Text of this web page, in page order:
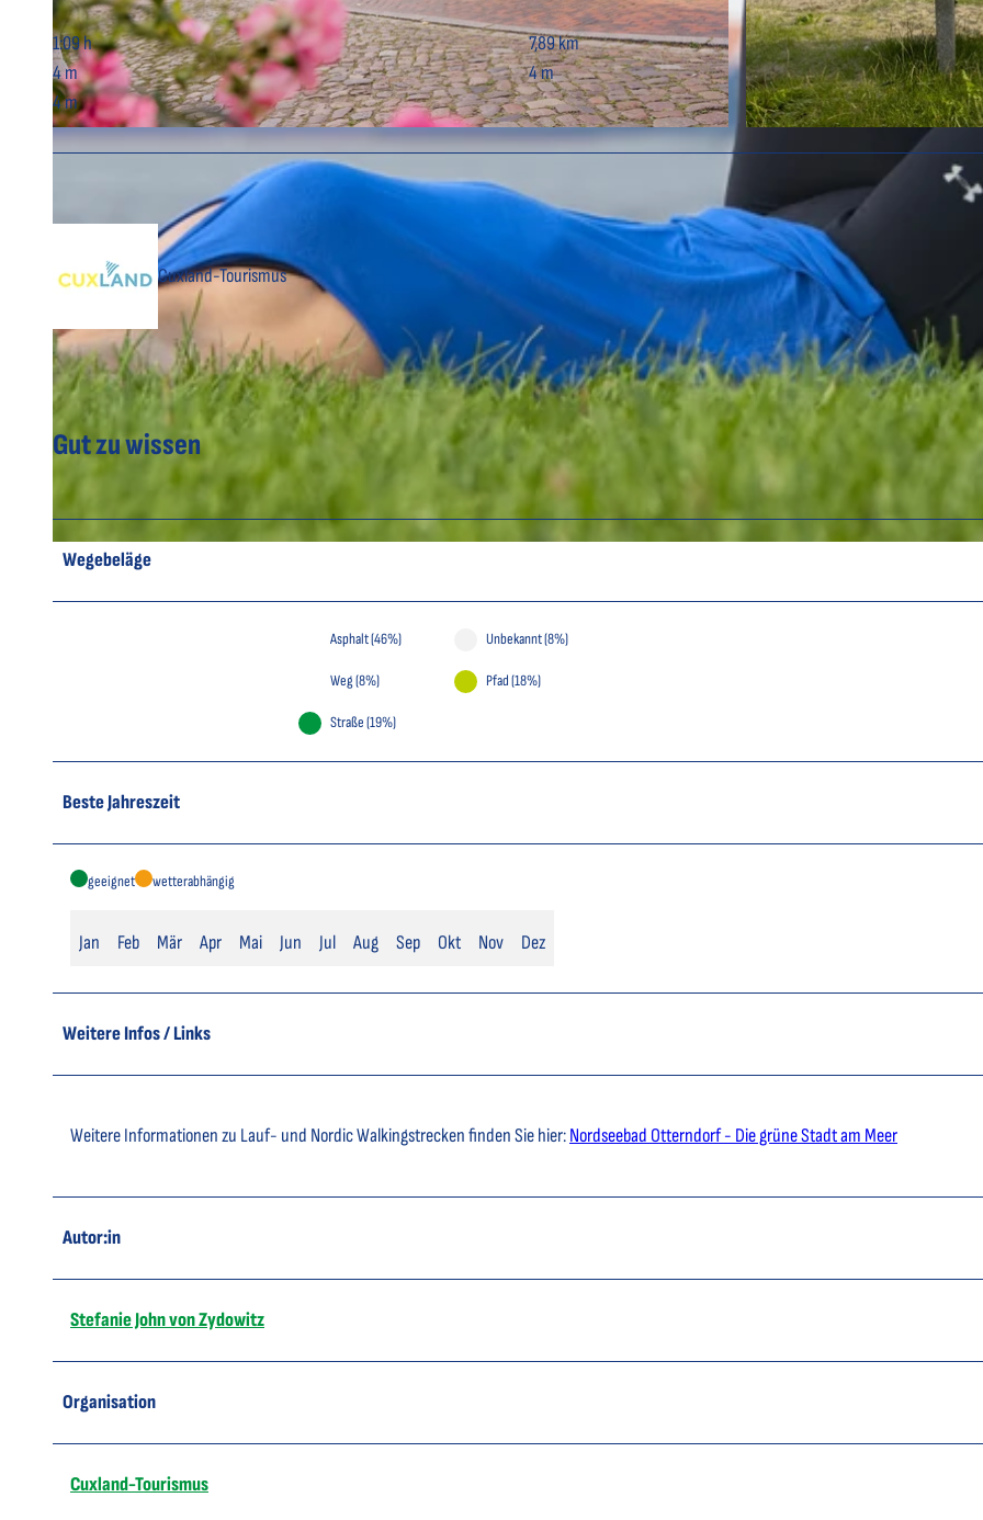
© Otterndorf Marketing GmbH
© Stefanie John von Zydowitz, Otterndorf Marketing
1:09 h
7,89 km
4 m
4 m
4 m
Cuxland-Tourismus
Gut zu wissen
Wegebeläge
Asphalt (46%) Unbekannt (8%)
Weg (8%) Pfad (18%)
Straße (19%)
Beste Jahreszeit
geeignet wetterabhängig
Jan Feb Mär Apr Mai Jun Jul Aug Sep Okt Nov Dez
Weitere Infos / Links
Weitere Informationen zu Lauf- und Nordic Walkingstrecken finden Sie hier:Nordseebad Otterndorf - Die grüne Stadt am Meer
Autor:in
Stefanie John von Zydowitz
Organisation
Cuxland-Tourismus